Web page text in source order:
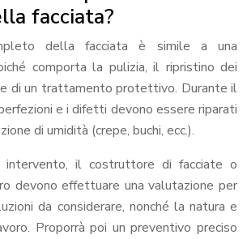
facciata?
della facciata è simile a una
comporta la pulizia, il ripristino dei
di un trattamento protettivo. Durante il
e i difetti devono essere riparati
di umidità (crepe, buchi, ecc.).
intervento, il costruttore di facciate o
devono effettuare una valutazione per
da considerare, nonché la natura e
Proporrà poi un preventivo preciso